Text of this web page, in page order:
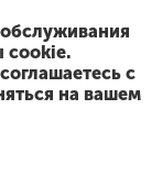
cookie.
с
на вашем